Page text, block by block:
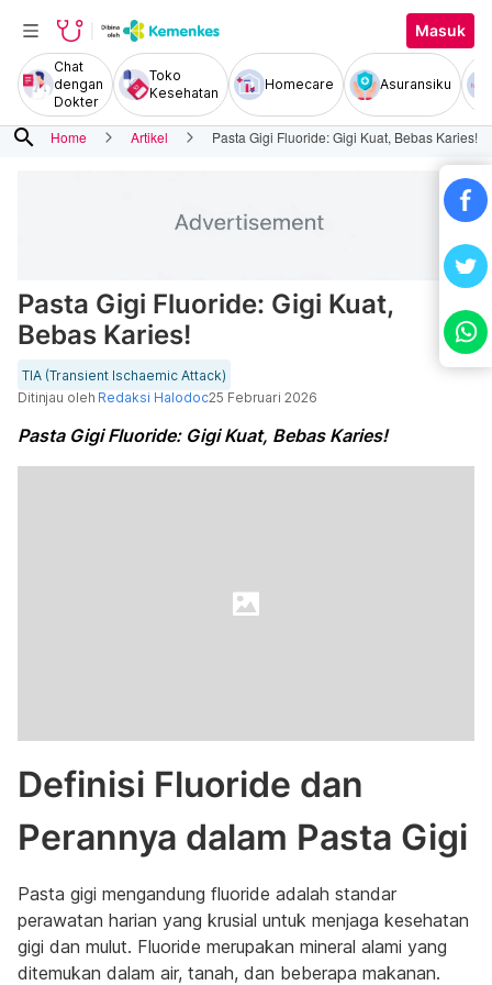
Masuk
Chat
dengan
Dokter
Toko
Kesehatan
Homecare Asuransiku
search Home Artikel Pasta Gigi Fluoride: Gigi Kuat, Bebas Karies!
Pasta Gigi Fluoride: Gigi Kuat,
Bebas Karies!
TIA (Transient Ischaemic Attack)
Ditinjau oleh Redaksi Halodoc25 Februari 2026
Pasta Gigi Fluoride: Gigi Kuat, Bebas Karies!
Definisi Fluoride dan
Perannya dalam Pasta Gigi
Pasta gigi mengandung fluoride adalah standar
perawatan harian yang krusial untuk menjaga kesehatan
gigi dan mulut. Fluoride merupakan mineral alami yang
ditemukan dalam air, tanah, dan beberapa makanan.